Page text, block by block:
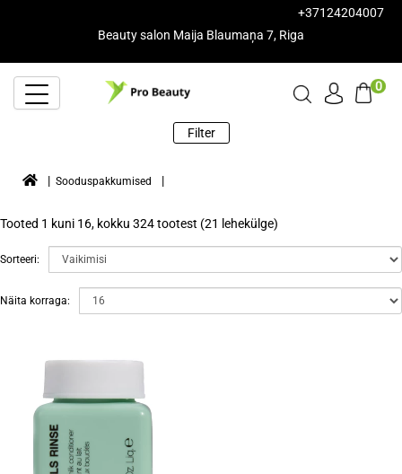
+37124204007
Beauty salon Maija Blaumaņa 7, Riga
0
Filter
Sooduspakkumised
Tooted 1 kuni 16, kokku 324 tootest (21 lehekülge)
Sorteeri:
Näita korraga: